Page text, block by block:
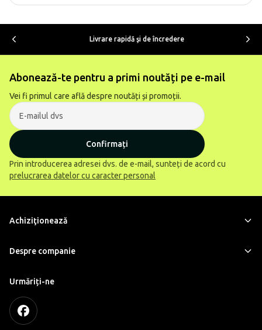
Livrare rapidă şi de încredere
Abonează-te pentru a primi noutăți pe e-mail
Vei fi primul care află despre noutăți și promoții.
Confirmați
Prin introducerea adresei dvs. de e-mail, sunteți de acord cu
prelucrarea datelor cu caracter personal
Achiziţionează
Despre companie
Urmăriți-ne